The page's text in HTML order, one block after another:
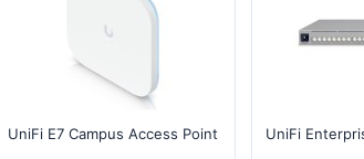
UniFi E7 Campus Access Point